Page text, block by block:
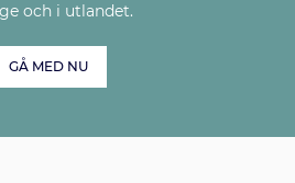
och i utlandet.
GÅ MED NU